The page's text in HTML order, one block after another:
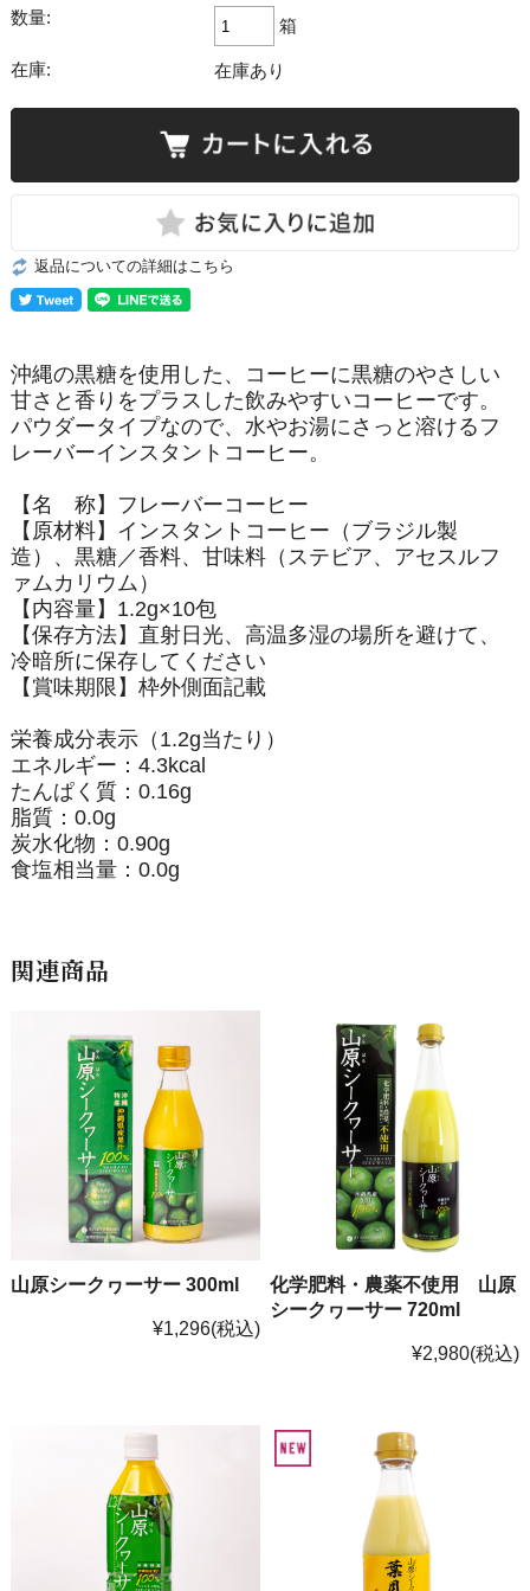
数量: 箱
在庫: 在庫あり
返品についての詳細はこちら
沖縄の黒糖を使用した、コーヒーに黒糖のやさしい
甘さと香りをプラスした飲みやすいコーヒーです。
パウダータイプなので、水やお湯にさっと溶けるフ
レーバーインスタントコーヒー。
【名 称】フレーバーコーヒー
【原材料】インスタントコーヒー（ブラジル製
造）、黒糖／香料、甘味料（ステビア、アセスルフ
ァムカリウム）
【内容量】1.2g×10包
【保存方法】直射日光、高温多湿の場所を避けて、
冷暗所に保存してください
【賞味期限】枠外側面記載
栄養成分表示（1.2g当たり）
エネルギー：4.3kcal
たんぱく質：0.16g
脂質：0.0g
炭水化物：0.90g
食塩相当量：0.0g
関連商品
山原シークヮーサー 300ml
¥1,296(税込)
化学肥料・農薬不使用 山原
シークヮーサー 720ml
¥2,980(税込)